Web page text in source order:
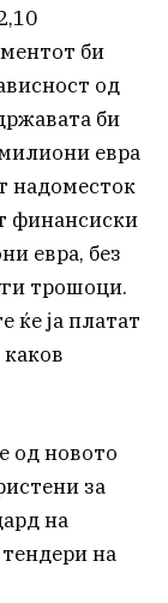
би
од
би
евра
надоместок
финансиски
евра, без
трошоци.
ќе ја платат
од новото
за
на
на